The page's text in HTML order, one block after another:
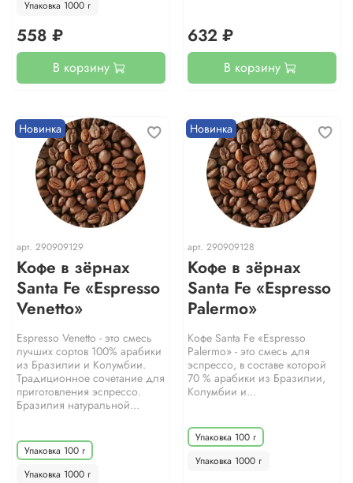
Упаковка 1000 г
558 ₽
В корзину
632 ₽
В корзину
Новинка
арт. 290909129
Кофе в зёрнах
Santa Fe «Espresso
Venetto»
Espresso Venetto - это смесь
лучших сортов 100% арабики
из Бразилии и Колумбии.
Традиционное сочетание для
приготовления эспрессо.
Бразилия натуральной...
Упаковка 100 г
Упаковка 1000 г
Новинка
арт. 290909128
Кофе в зёрнах
Santa Fe «Espresso
Palermo»
Кофе Santa Fe «Espresso
Palermo» - это смесь для
эспрессо, в составе которой
70 % арабики из Бразилии,
Колумбии и...
Упаковка 100 г
Упаковка 1000 г